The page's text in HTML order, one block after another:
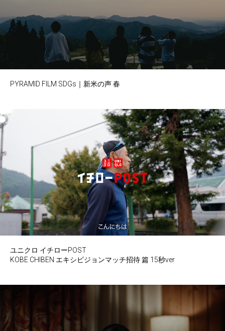
PYRAMID FILM SDGs｜新米の声 春
ユニクロ イチローPOST
KOBE CHIBEN エキシビジョンマッチ招待 篇 15秒ver